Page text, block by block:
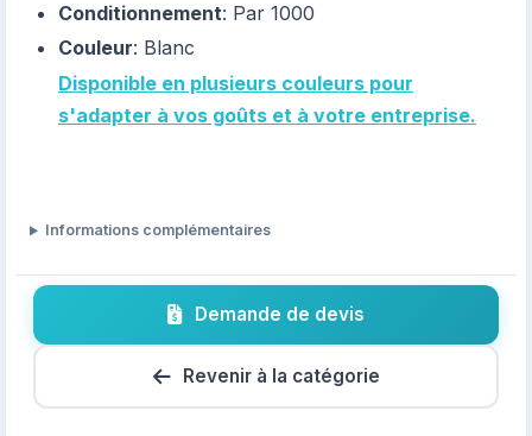
Conditionnement: Par 1000
Couleur: Blanc
Disponible en plusieurs couleurs pour
s'adapter à vos goûts et à votre entreprise.
Informations complémentaires
Demande de devis
Revenir à la catégorie